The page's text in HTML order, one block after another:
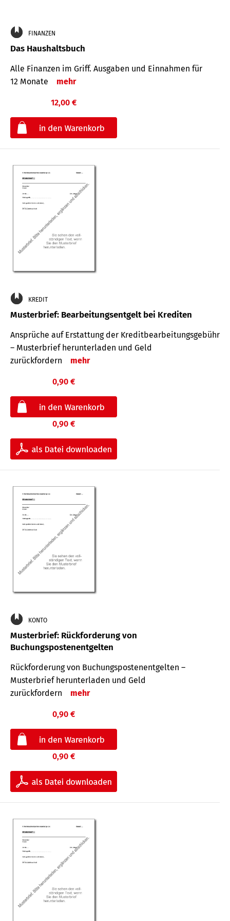
FINANZEN
Das Haushaltsbuch
Alle Finanzen im Griff. Aus­gaben und Ein­nahmen für
12 Monate
mehr
12,00 €
KREDIT
Musterbrief: Bearbeitungsentgelt bei Krediten
Ansprüche auf Erstattung der Kreditbearbeitungsgebühr
– Musterbrief herunterladen und Geld
zurückfordern
mehr
0,90 €
0,90 €
KONTO
Musterbrief: Rückforderung von
Buchungspostenentgelten
Rückforderung von Buchungspostenentgelten –
Musterbrief herunterladen und Geld
zurückfordern
mehr
0,90 €
0,90 €